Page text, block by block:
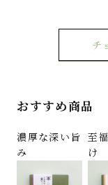
チ
おすすめ商品
濃厚な深い旨
み
至
け